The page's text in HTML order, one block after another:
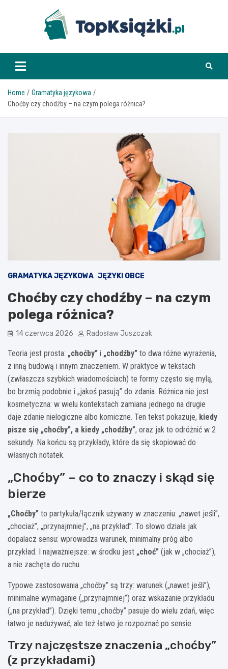
www.topksiazki.pl
Home
Gramatyka językowa
Choćby czy chodźby – na czym polega różnica?
GRAMATYKA JĘZYKOWA JĘZYKI OBCE
Choćby czy chodźby – na czym
polega różnica?
14 czerwca 2026 Radosław Juszczak
Teoria jest prosta: „choćby” i „chodźby” to dwa różne wyrażenia,
z inną budową i innym znaczeniem. W praktyce w tekstach
(zwłaszcza szybkich wiadomościach) te formy często się mylą,
bo brzmią podobnie i „jakoś pasują” do zdania. Różnica nie jest
kosmetyczna: w wielu kontekstach zamiana jednego na drugie
daje zdanie nielogiczne albo komiczne. Ten tekst pokazuje, kiedy
pisze się „choćby”, a kiedy „chodźby”, oraz jak to odróżnić w 2
sekundy. Na końcu są przykłady, które da się skopiować do
własnych notatek.
„Choćby” – co to znaczy i skąd się
bierze
„Choćby” to partykuła/łącznik używany w znaczeniu: „nawet jeśli”,
„chociaż”, „przynajmniej”, „na przykład”. To słowo działa jak
dopalacz sensu: wprowadza warunek, minimalny próg albo
przykład. I najważniejsze: w środku jest „choć” (jak w „chociaż”),
a nie zachęta do ruchu.
Typowe zastosowania „choćby” są trzy: warunek („nawet jeśli”),
minimalne wymaganie („przynajmniej”) oraz wskazanie przykładu
(„na przykład”). Dzięki temu „choćby” pasuje do wielu zdań, więc
łatwo je nadużywać, ale też łatwo je rozpoznać po sensie.
Trzy najczęstsze znaczenia „choćby”
(z przykładami)